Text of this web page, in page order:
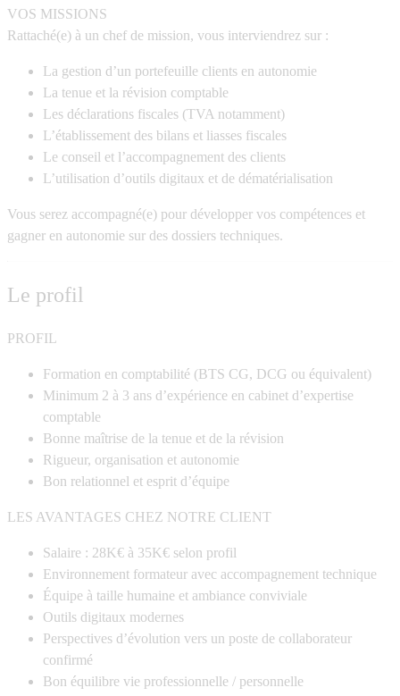
VOS MISSIONS
Rattaché(e) à un chef de mission, vous interviendrez sur :
La gestion d’un portefeuille clients en autonomie
La tenue et la révision comptable
Les déclarations fiscales (TVA notamment)
L’établissement des bilans et liasses fiscales
Le conseil et l’accompagnement des clients
L’utilisation d’outils digitaux et de dématérialisation
Vous serez accompagné(e) pour développer vos compétences et
gagner en autonomie sur des dossiers techniques.
Le profil
PROFIL
Formation en comptabilité (BTS CG, DCG ou équivalent)
Minimum 2 à 3 ans d’expérience en cabinet d’expertise
comptable
Bonne maîtrise de la tenue et de la révision
Rigueur, organisation et autonomie
Bon relationnel et esprit d’équipe
LES AVANTAGES CHEZ NOTRE CLIENT
Salaire : 28K€ à 35K€ selon profil
Environnement formateur avec accompagnement technique
Équipe à taille humaine et ambiance conviviale
Outils digitaux modernes
Perspectives d’évolution vers un poste de collaborateur
confirmé
Bon équilibre vie professionnelle / personnelle